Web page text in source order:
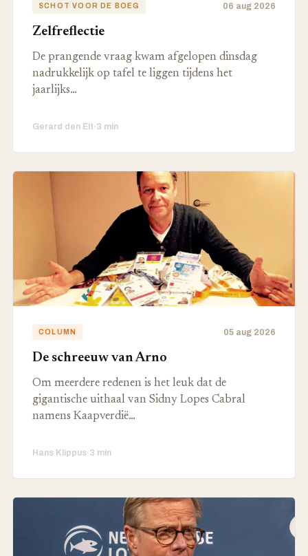
SCHOT VOOR DE BOEG 06 aug 2026
Zelfreflectie
De prangende vraag kwam afgelopen dinsdag
nadrukkelijk op tafel te liggen tijdens het
jaarlijks…
Gerard den Elt·3 min
COLUMN 05 aug 2026
De schreeuw van Arno
Om meerdere redenen is het leuk dat de
gigantische uithaal van Sidny Lopes Cabral
namens Kaapverdië…
Hans Klippus·3 min